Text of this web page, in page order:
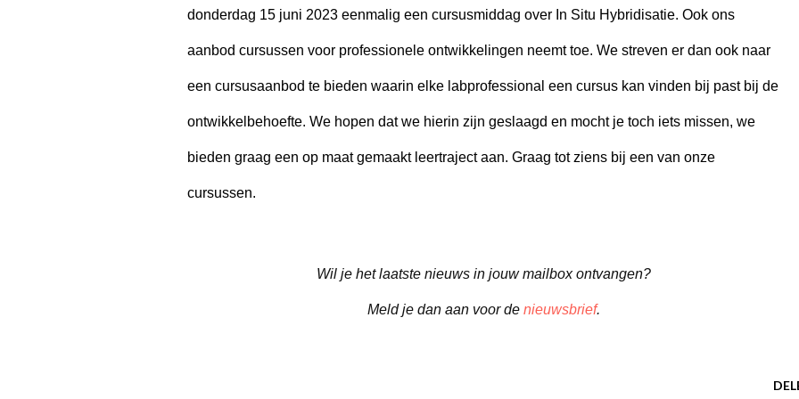
donderdag 15 juni 2023 eenmalig een cursusmiddag over In Situ Hybridisatie. Ook ons
aanbod cursussen voor professionele ontwikkelingen neemt toe. We streven er dan ook naar
een cursusaanbod te bieden waarin elke labprofessional een cursus kan vinden bij past bij de
ontwikkelbehoefte. We hopen dat we hierin zijn geslaagd en mocht je toch iets missen, we
bieden graag een op maat gemaakt leertraject aan. Graag tot ziens bij een van onze
cursussen.
Wil je het laatste nieuws in jouw mailbox ontvangen?
Meld je dan aan voor de nieuwsbrief.